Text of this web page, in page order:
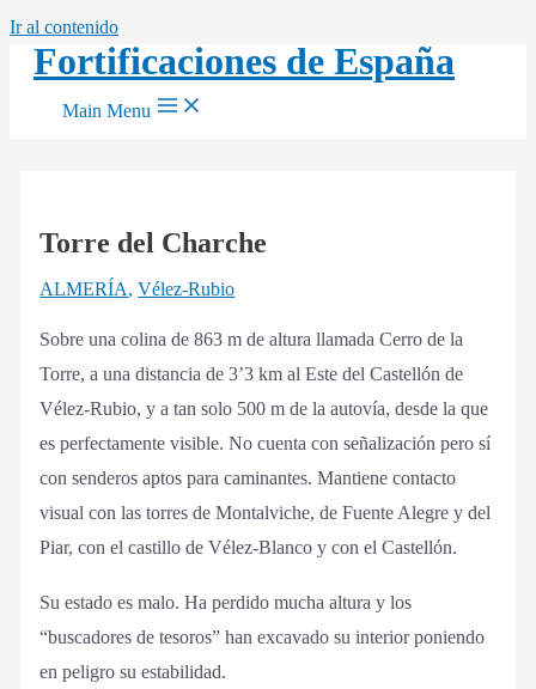
Ir al contenido
Fortificaciones de España
Main Menu
Torre del Charche
ALMERÍA,Vélez-Rubio
Sobre una colina de 863 m de altura llamada Cerro de la
Torre, a una distancia de 3’3 km al Este del Castellón de
Vélez-Rubio, y a tan solo 500 m de la autovía, desde la que
es perfectamente visible. No cuenta con señalización pero sí
con senderos aptos para caminantes. Mantiene contacto
visual con las torres de Montalviche, de Fuente Alegre y del
Piar, con el castillo de Vélez-Blanco y con el Castellón.
Su estado es malo. Ha perdido mucha altura y los
“buscadores de tesoros” han excavado su interior poniendo
en peligro su estabilidad.